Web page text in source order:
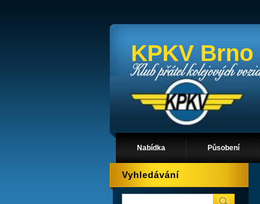
KPKV Brno
Nabídka Působení
Vyhledávání